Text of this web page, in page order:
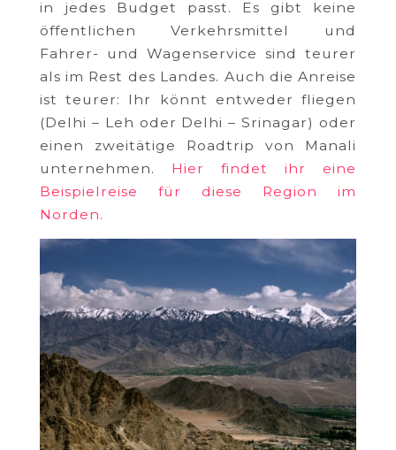
in jedes Budget passt. Es gibt keine
öffentlichen Verkehrsmittel und
Fahrer- und Wagenservice sind teurer
als im Rest des Landes. Auch die Anreise
ist teurer: Ihr könnt entweder fliegen
(Delhi – Leh oder Delhi – Srinagar) oder
einen zweitätige Roadtrip von Manali
unternehmen. Hier findet ihr eine
Beispielreise für diese Region im
Norden.